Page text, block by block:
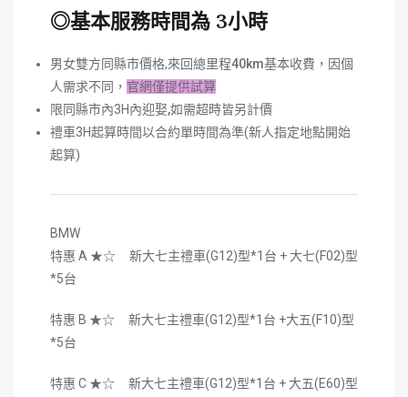
◎基本服務時間為 3小時
男女雙方同縣市價格,來回總里程40km基本收費，因個
人需求不同， 官網僅提供試算
限同縣市內3H內迎娶,如需超時皆另計價
禮車3H起算時間以合約單時間為準(新人指定地點開始
起算)
BMW
特惠 A ★☆ 新大七主禮車(G12)型*1台 + 大七(F02)型
*5台
特惠 B ★☆ 新大七主禮車(G12)型*1台 +大五(F10)型
*5台
特惠 C ★☆ 新大七主禮車(G12)型*1台 + 大五(E60)型